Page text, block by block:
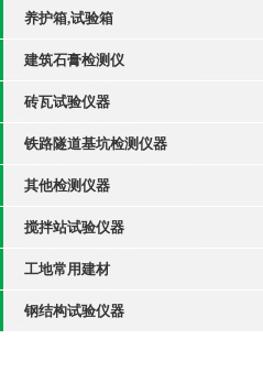
养护箱,试验箱
建筑石膏检测仪
砖瓦试验仪器
铁路隧道基坑检测仪器
其他检测仪器
搅拌站试验仪器
工地常用建材
钢结构试验仪器